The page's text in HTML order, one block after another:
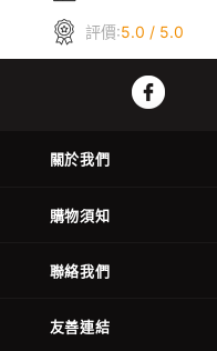
評價:5.0 / 5.0
關於我們
購物須知
聯絡我們
友善連結